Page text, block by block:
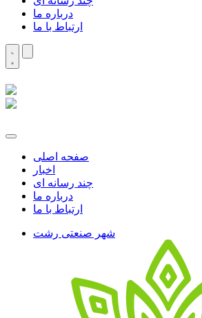
درباره ما
ارتباط با ما
صفحه اصلی
اخبار
چند رسانه ای
درباره ما
ارتباط با ما
شهر صنعتی رشت